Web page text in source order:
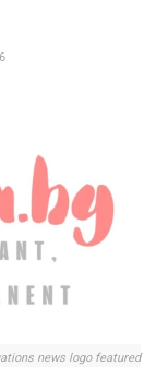
news logo featured